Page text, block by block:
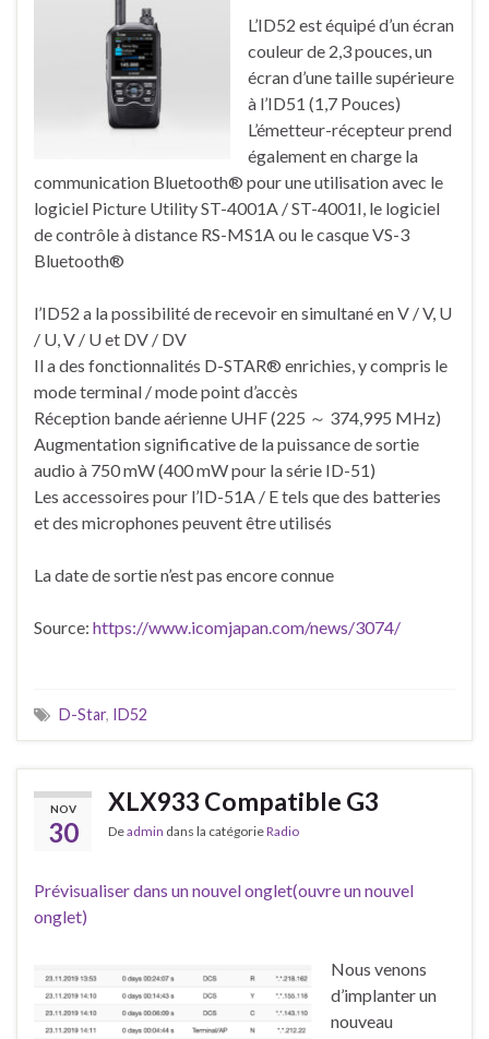
L’ID52 est équipé d’un écran
couleur de 2,3 pouces, un
écran d’une taille supérieure
à l’ID51 (1,7 Pouces)
L’émetteur-récepteur prend
également en charge la
communication Bluetooth® pour une utilisation avec le
logiciel Picture Utility ST-4001A / ST-4001I, le logiciel
de contrôle à distance RS-MS1A ou le casque VS-3
Bluetooth®
l’ID52 a la possibilité de recevoir en simultané en V / V, U
/ U, V / U et DV / DV
Il a des fonctionnalités D-STAR® enrichies, y compris le
mode terminal / mode point d’accès
Réception bande aérienne UHF (225 ～ 374,995 MHz)
Augmentation significative de la puissance de sortie
audio à 750 mW (400 mW pour la série ID-51)
Les accessoires pour l’ID-51A / E tels que des batteries
et des microphones peuvent être utilisés
La date de sortie n’est pas encore connue
Source: https://www.icomjapan.com/news/3074/
D-Star, ID52
NOV
30
XLX933 Compatible G3
Deadmin dans la catégorieRadio
Prévisualiser dans un nouvel onglet(ouvre un nouvel
onglet)
Nous venons
d’implanter un
nouveau